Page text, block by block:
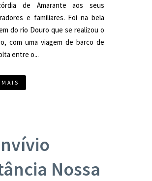
de Amarante aos seus
e familiares. Foi na bela
do rio Douro que se realizou o
com uma viagem de barco de
entre o...
Nossa